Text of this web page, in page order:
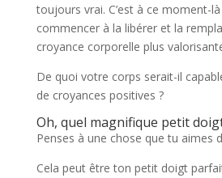
toujours vrai. C’est à ce moment-
commencer à la libérer et la
croyance corporelle plus
De quoi votre corps serait-il
de croyances positives ?
Oh, quel magnifique petit
Penses à une chose que tu aimes
Cela peut être ton petit doigt